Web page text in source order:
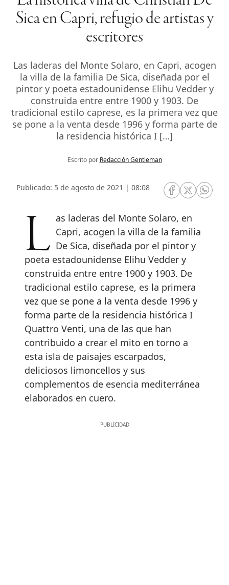
Sica en Capri, refugio de artistas y
escritores
Las laderas del Monte Solaro, en Capri, acogen
la villa de la familia De Sica, diseñada por el
pintor y poeta estadounidense Elihu Vedder y
construida entre entre 1900 y 1903. De
tradicional estilo caprese, es la primera vez que
se pone a la venta desde 1996 y forma parte de
la residencia histórica I […]
Escrito por Redacción Gentleman
Publicado: 5 de agosto de 2021 | 08:08
RRSS Facebook
RRSSRRSS
Las laderas del Monte Solaro, en Capri, acogen la villa de la familia
De Sica, diseñada por el pintor y
poeta estadounidense Elihu Vedder y
construida entre entre 1900 y 1903. De
tradicional estilo caprese, es la primera
vez que se pone a la venta desde 1996 y
forma parte de la residencia histórica I
Quattro Venti, una de las que han
contribuido a crear el mito en torno a
esta isla de paisajes escarpados,
deliciosos limoncellos y sus
complementos de esencia mediterránea
elaborados en cuero.